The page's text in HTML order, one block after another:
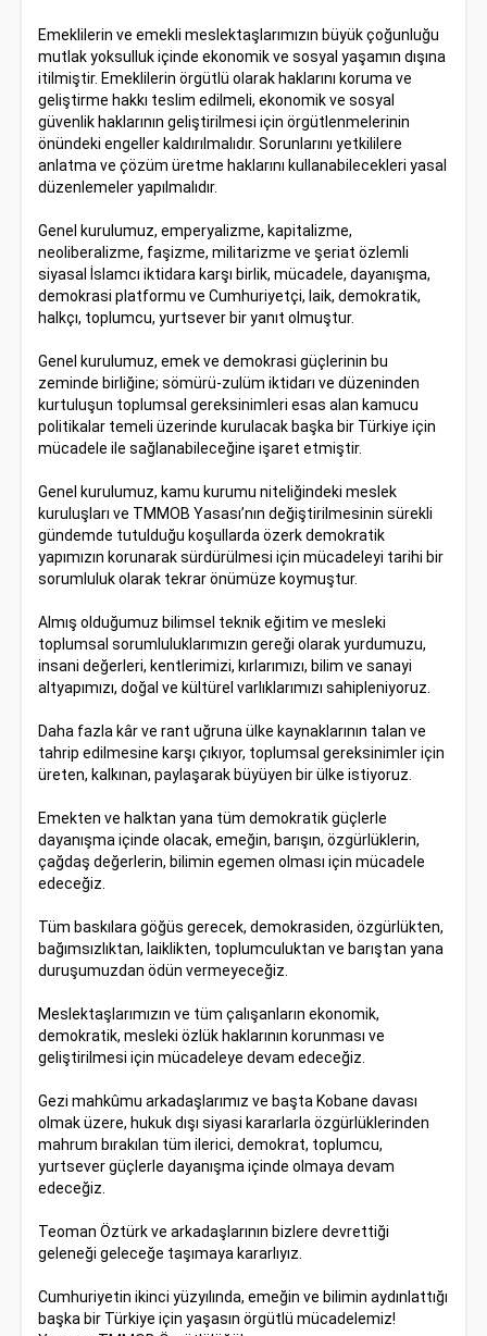
Emeklilerin ve emekli meslektaşlarımızın büyük çoğunluğu
mutlak yoksulluk içinde ekonomik ve sosyal yaşamın dışına
itilmiştir. Emeklilerin örgütlü olarak haklarını koruma ve
geliştirme hakkı teslim edilmeli, ekonomik ve sosyal
güvenlik haklarının geliştirilmesi için örgütlenmelerinin
önündeki engeller kaldırılmalıdır. Sorunlarını yetkililere
anlatma ve çözüm üretme haklarını kullanabilecekleri yasal
düzenlemeler yapılmalıdır.
Genel kurulumuz, emperyalizme, kapitalizme,
neoliberalizme, faşizme, militarizme ve şeriat özlemli
siyasal İslamcı iktidara karşı birlik, mücadele, dayanışma,
demokrasi platformu ve Cumhuriyetçi, laik, demokratik,
halkçı, toplumcu, yurtsever bir yanıt olmuştur.
Genel kurulumuz, emek ve demokrasi güçlerinin bu
zeminde birliğine; sömürü-zulüm iktidarı ve düzeninden
kurtuluşun toplumsal gereksinimleri esas alan kamucu
politikalar temeli üzerinde kurulacak başka bir Türkiye için
mücadele ile sağlanabileceğine işaret etmiştir.
Genel kurulumuz, kamu kurumu niteliğindeki meslek
kuruluşları ve TMMOB Yasası’nın değiştirilmesinin sürekli
gündemde tutulduğu koşullarda özerk demokratik
yapımızın korunarak sürdürülmesi için mücadeleyi tarihi bir
sorumluluk olarak tekrar önümüze koymuştur.
Almış olduğumuz bilimsel teknik eğitim ve mesleki
toplumsal sorumluluklarımızın gereği olarak yurdumuzu,
insani değerleri, kentlerimizi, kırlarımızı, bilim ve sanayi
altyapımızı, doğal ve kültürel varlıklarımızı sahipleniyoruz.
Daha fazla kâr ve rant uğruna ülke kaynaklarının talan ve
tahrip edilmesine karşı çıkıyor, toplumsal gereksinimler için
üreten, kalkınan, paylaşarak büyüyen bir ülke istiyoruz.
Emekten ve halktan yana tüm demokratik güçlerle
dayanışma içinde olacak, emeğin, barışın, özgürlüklerin,
çağdaş değerlerin, bilimin egemen olması için mücadele
edeceğiz.
Tüm baskılara göğüs gerecek, demokrasiden, özgürlükten,
bağımsızlıktan, laiklikten, toplumculuktan ve barıştan yana
duruşumuzdan ödün vermeyeceğiz.
Meslektaşlarımızın ve tüm çalışanların ekonomik,
demokratik, mesleki özlük haklarının korunması ve
geliştirilmesi için mücadeleye devam edeceğiz.
Gezi mahkûmu arkadaşlarımız ve başta Kobane davası
olmak üzere, hukuk dışı siyasi kararlarla özgürlüklerinden
mahrum bırakılan tüm ilerici, demokrat, toplumcu,
yurtsever güçlerle dayanışma içinde olmaya devam
edeceğiz.
Teoman Öztürk ve arkadaşlarının bizlere devrettiği
geleneği geleceğe taşımaya kararlıyız.
Cumhuriyetin ikinci yüzyılında, emeğin ve bilimin aydınlattığı
başka bir Türkiye için yaşasın örgütlü mücadelemiz!